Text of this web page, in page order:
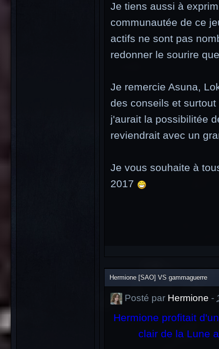
Je tiens aussi à
communautée de ce
actifs ne sont pas
redonner le sourire
Je remercie Asuna,
des conseils et
j'aurait la possibilitée
reviendrait avec un
Je vous souhaite à
2017
Hermione [SAO] VS gammaguerre
Posté par Hermione -
Hermione profitait
clair de la Lune